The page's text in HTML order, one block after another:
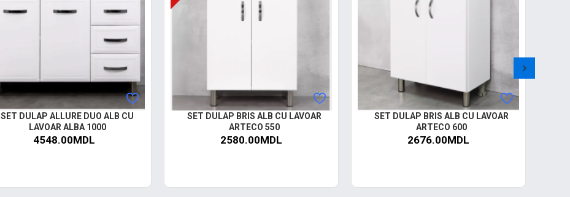
SET DULAP ALLURE DUO ALB CU
LAVOAR ALBA 1000
4548.00MDL
SET DULAP BRIS ALB CU LAVOAR
ARTECO 550
2580.00MDL
SET DULAP BRIS ALB CU LAVOAR
ARTECO 600
2676.00MDL